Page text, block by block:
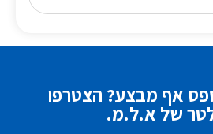
אף מבצע? הצטרפו
של א.ל.מ.